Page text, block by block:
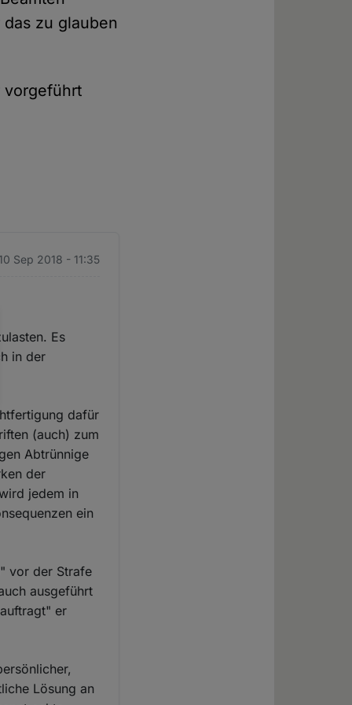
zu glauben
vorgeführt
Sep 2018 - 11:35
Es
in der
dafür
(auch) zum
Abtrünnige
der
jedem in
ein
vor der Strafe
ausgeführt
er
Lösung an